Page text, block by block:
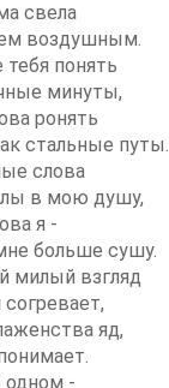
свела
воздушным.
понять
минуты,
ронять
стальные путы.
слова
в мою душу,
я -
больше сушу.
милый взгляд
яд,
одном -